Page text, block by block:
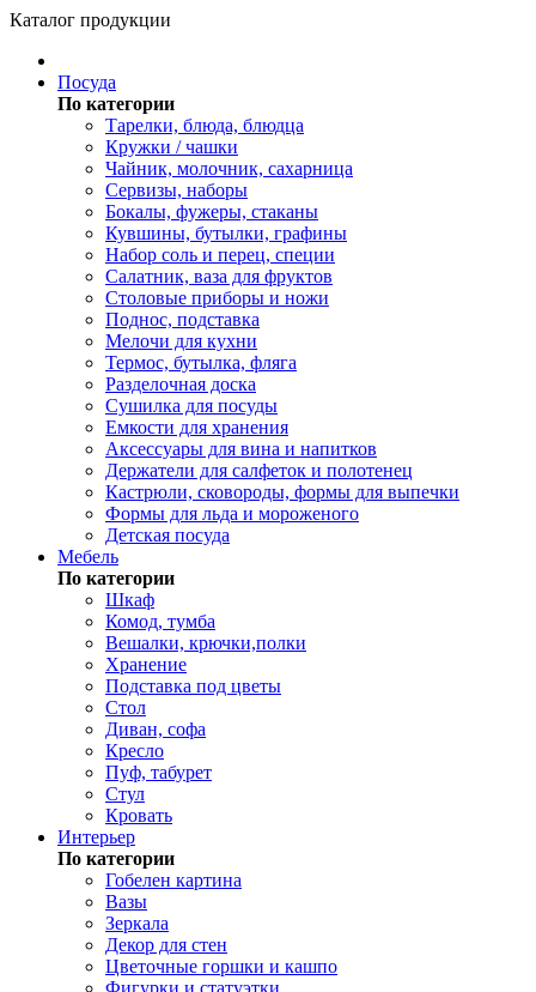
Каталог продукции
Посуда
По категории
Тарелки, блюда, блюдца
Кружки / чашки
Чайник, молочник, сахарница
Сервизы, наборы
Бокалы, фужеры, стаканы
Кувшины, бутылки, графины
Набор соль и перец, специи
Салатник, ваза для фруктов
Столовые приборы и ножи
Поднос, подставка
Мелочи для кухни
Термос, бутылка, фляга
Разделочная доска
Сушилка для посуды
Емкости для хранения
Аксессуары для вина и напитков
Держатели для салфеток и полотенец
Кастрюли, сковороды, формы для выпечки
Формы для льда и мороженого
Детская посуда
Мебель
По категории
Шкаф
Комод, тумба
Вешалки, крючки,полки
Хранение
Подставка под цветы
Стол
Диван, софа
Кресло
Пуф, табурет
Стул
Кровать
Интерьер
По категории
Гобелен картина
Вазы
Зеркала
Декор для стен
Цветочные горшки и кашпо
Фигурки и статуэтки